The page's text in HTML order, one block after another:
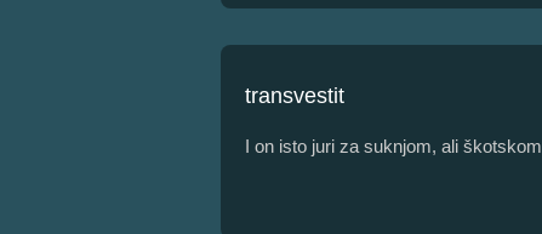
transvestit
I on isto juri za suknjom, ali